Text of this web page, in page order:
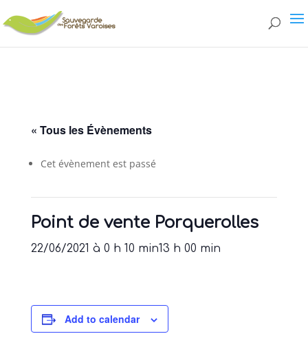
« Tous les Évènements
Cet évènement est passé
Point de vente Porquerolles
22/06/2021 à 0 h 10 min13 h 00 min
Add to calendar